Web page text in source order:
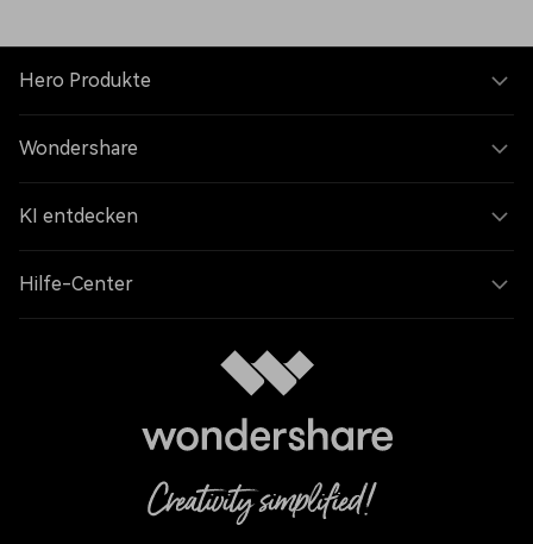
Hero Produkte
Wondershare
KI entdecken
Hilfe-Center